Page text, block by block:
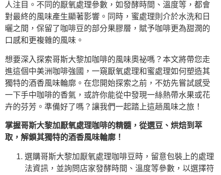
人注目。不同的厭氧處理參數，如發酵時間、溫度等，都會
對最終的風味產生顯著影響。同時，蜜處理則介於水洗和日
曬之間，保留了咖啡豆的部分果膠層，賦予咖啡更為甜潤的
口感和更複雜的風味。
想要深入探索哥斯大黎加咖啡的風味奧祕嗎？本文將帶您走
進這個中美洲咖啡強國，一窺厭氧處理和蜜處理如何塑造其
獨特的酒香風味輪廓。在您開始探索之前，不妨先嘗試感受
一下手中咖啡的香氣，或許你能從中發現一絲熱帶水果或花
卉的芬芳。準備好了嗎？讓我們一起踏上這趟風味之旅！
掌握哥斯大黎加厭氧處理咖啡的精髓，從選豆、烘焙到萃
取，解鎖其獨特的酒香風味輪廓！
選購哥斯大黎加厭氧處理咖啡豆時，留意包裝上的處理
法資訊，並詢問店家發酵時間、溫度等參數，以選擇符